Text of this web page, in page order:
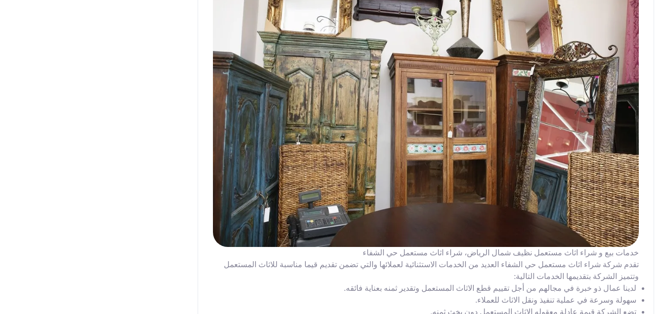
خدمات بيع و شراء اثاث مستعمل نظيف شمال الرياض، شراء اثاث مستعمل حي الشفاء
تقدم شركة شراء اثاث مستعمل حي الشفاء العديد من الخدمات الاستثنائية لعملائها والتي تضمن تقديم قيما مناسبة للاثاث المستعمل
وتتميز الشركة بتقديمها الخدمات التالية:
لدينا عمال ذو خبرة في مجالهم من أجل تقييم قطع الاثاث المستعمل وتقدير ثمنه بعناية فائقه.
سهولة وسرعة في عملية تنفيذ ونقل الاثاث للعملاء.
تضع الشركة قيمة عادلة معقوله الاثاث المستعمل دون بخث ثمنه.